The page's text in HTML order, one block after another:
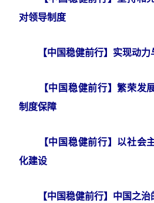
对领导制度
【中国稳健前行】实现动力
【中国稳健前行】繁荣发展
制度保障
【中国稳健前行】以社会主
化建设
【中国稳健前行】中国之治